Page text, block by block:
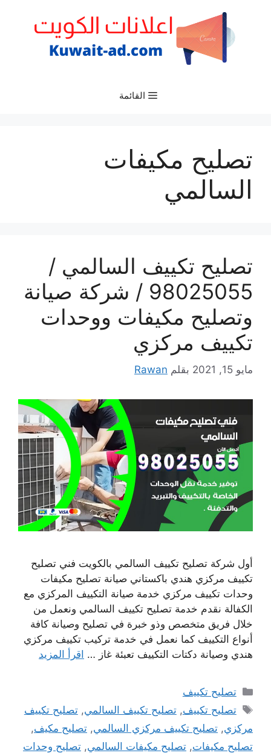
القائمة
تصليح مكيفات
السالمي
تصليح تكييف السالمي /
98025055 / شركة صيانة
وتصليح مكيفات ووحدات
تكييف مركزي
مايو 15, 2021 بقلم Rawan
أول شركة تصليح تكييف السالمي بالكويت فني تصليح
تكييف مركزي هندي باكستاني صيانة تصليح مكيفات
وحدات تكييف مركزي خدمة صيانة التكييف المركزي مع
الكفالة نقدم خدمة تصليح تكييف السالمي ونعمل من
خلال فريق متخصص وذو خبرة في تصليح وصيانة كافة
أنواع التكييف كما نعمل في خدمة تركيب تكييف مركزي
هندي وصيانة دكتات التكييف تعبئة غاز … اقرأ المزيد
التصنيفات
تصليح تكييف
الوسوم
تصليح تكييف,تصليح تكييف السالمي,تصليح تكييف
مركزي, تصليح تكييف مركزي السالمي, تصليح مكيف,
تصليح مكيفات, تصليح مكيفات السالمي, تصليح وحدات